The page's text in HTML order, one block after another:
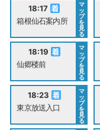
18:17
箱根仙石案内所
マ
ッ
プ
を
見
る
18:19
仙郷楼前
マ
ッ
プ
を
見
る
18:23
東京放送入口
マ
ッ
プ
を
見
る